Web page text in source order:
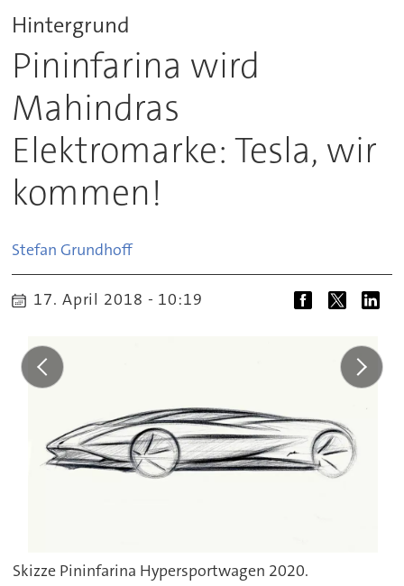
Hintergrund
Pininfarina wird
Mahindras
Elektromarke: Tesla, wir
kommen!
Stefan Grundhoff
17. April 2018 - 10:19
Skizze Pininfarina Hypersportwagen 2020.